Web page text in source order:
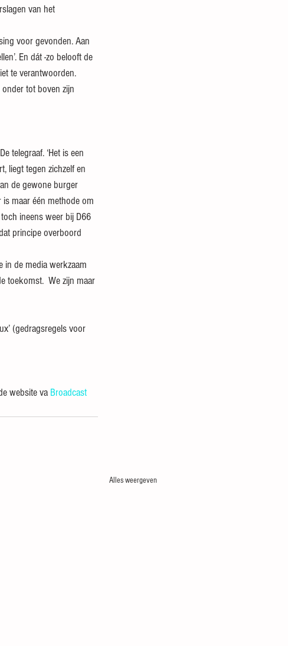
van het
voor gevonden. Aan
En dát -zo belooft de
te verantwoorden.
tot boven zijn
telegraaf. ‘Het is een
liegt tegen zichzelf en
de gewone burger
is maar één methode om
ineens weer bij D66
principe overboord
in de media werkzaam
toekomst.  We zijn maar
(gedragsregels voor
website va Broadcast
Alles weergeven